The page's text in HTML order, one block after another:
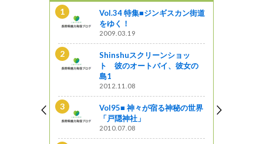
Vol.34 特集■ジンギスカン街道
をゆく！
2009.03.19
Shinshuスクリーンショッ
ト 彼のオートバイ、彼女の
島1
2012.11.08
Vol95■ 神々が宿る神秘の世界
「戸隠神社」
2010.07.08